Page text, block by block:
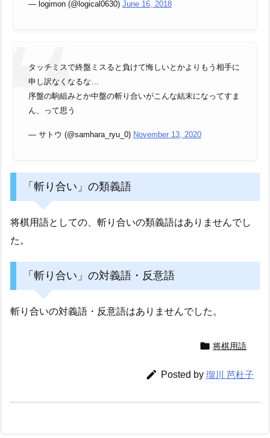
— logimon (@logical0630) June 16, 2018
タッチミスで終盤ミスると負けて悔しいとかよりもう相手に
申し訳なくなるな…
序盤の駒組みとか中盤の斬り合いがこんな結末になってすま
ん、って思う
— サトウ (@samhara_ryu_0) November 13, 2020
「斬り合い」の類義語
将棋用語としての、斬り合いの類義語はありませんでし
た。
「斬り合い」の対義語・反意語
斬り合いの対義語・反意語はありませんでした。
 将棋用語
 Posted by 瑠川 芭杜子